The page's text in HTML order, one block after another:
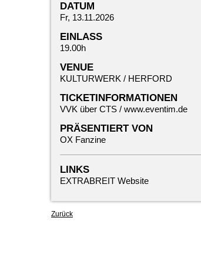
DATUM
Fr, 13.11.2026
EINLASS
19.00h
VENUE
KULTURWERK / HERFORD
TICKETINFORMATIONEN
VVK über CTS / www.eventim.de
PRÄSENTIERT VON
OX Fanzine
LINKS
EXTRABREIT Website
Zurück